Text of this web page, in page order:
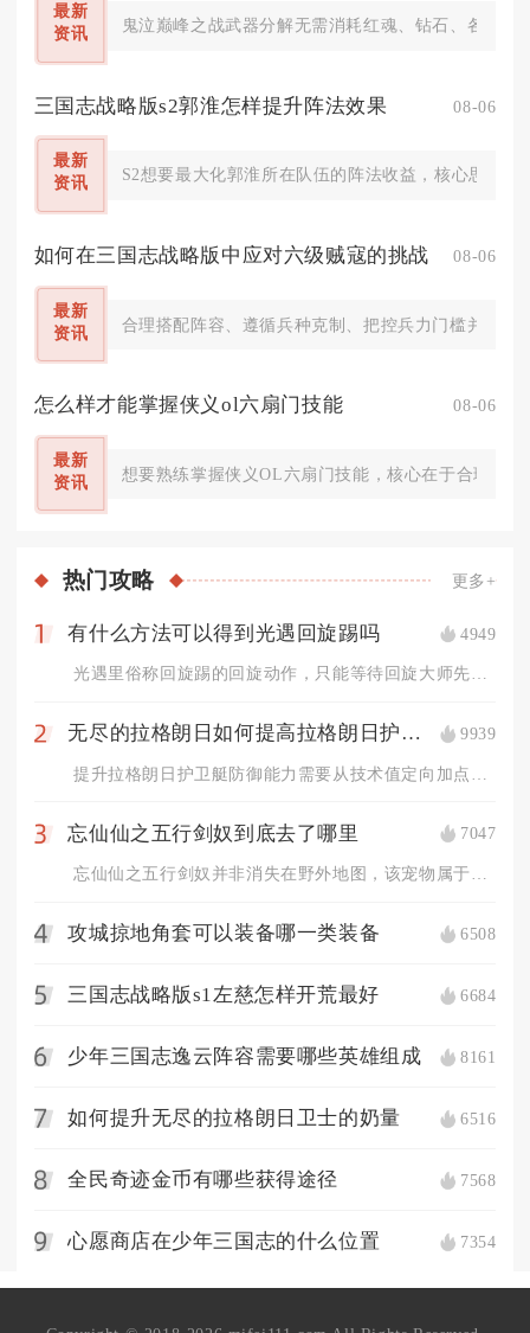
最新
资讯
鬼泣巅峰之战武器分解无需消耗红魂、钻石、各类
三国志战略版s2郭淮怎样提升阵法效果 08-06
最新
资讯
S2想要最大化郭淮所在队伍的阵法收益，核心思路
如何在三国志战略版中应对六级贼寇的挑战 08-06
最新
资讯
合理搭配阵容、遵循兵种克制、把控兵力门槛并运
怎么样才能掌握侠义ol六扇门技能 08-06
最新
资讯
想要熟练掌握侠义OL六扇门技能，核心在于合理分
热门攻略 更多+
有什么方法可以得到光遇回旋踢吗 4949
光遇里俗称回旋踢的回旋动作，只能等待回旋大师先祖复刻时收集先...
2 无尽的拉格朗日如何提高拉格朗日护卫艇的防御能力 9939
3 忘仙仙之五行剑奴到底去了哪里 7047
4 攻城掠地角套可以装备哪一类装备 6508
5 三国志战略版s1左慈怎样开荒最好 6684
6 少年三国志逸云阵容需要哪些英雄组成 8161
7 如何提升无尽的拉格朗日卫士的奶量 6516
8 全民奇迹金币有哪些获得途径 7568
9 心愿商店在少年三国志的什么位置 7354